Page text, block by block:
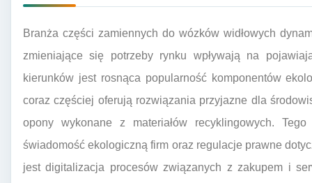
Branża części zamiennych do wózków widłowych
zmieniające się potrzeby rynku wpływają na
kierunków jest rosnąca popularność komponentów
coraz częściej oferują rozwiązania przyjazne dla
opony wykonane z materiałów recyklingowych.
świadomość ekologiczną firm oraz regulacje prawne
jest digitalizacja procesów związanych z zakupem i